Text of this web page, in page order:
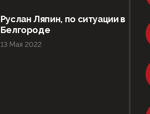
Руслан Ляпин, по ситуации в
Белгороде
13 Мая 2022